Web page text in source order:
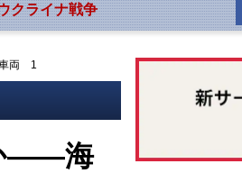
クライナ戦争
車両 1
――海